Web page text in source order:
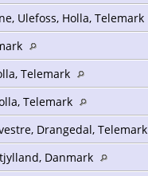
Ulefoss, Holla, Telemark
Telemark
Telemark
Drangedal, Telemark
Danmark